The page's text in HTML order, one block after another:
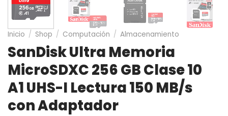
Inicio / Shop / Computación / Almacenamiento
SanDisk Ultra Memoria
MicroSDXC 256 GB Clase 10
A1 UHS-I Lectura 150 MB/s
con Adaptador